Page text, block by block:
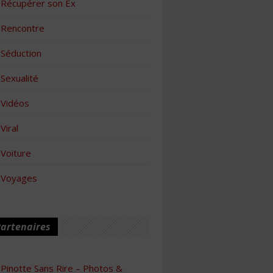
Récupérer son Ex
Rencontre
Séduction
Sexualité
Vidéos
Viral
Voiture
Voyages
Pinotte Sans Rire – Photos &